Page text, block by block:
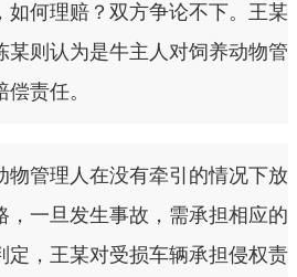
何理赔？双方争论不下。王某
某则认为是牛主人对饲养动物管
责任。
管理人在没有牵引的情况下放
，一旦发生事故，需承担相应的
定，王某对受损车辆承担侵权责